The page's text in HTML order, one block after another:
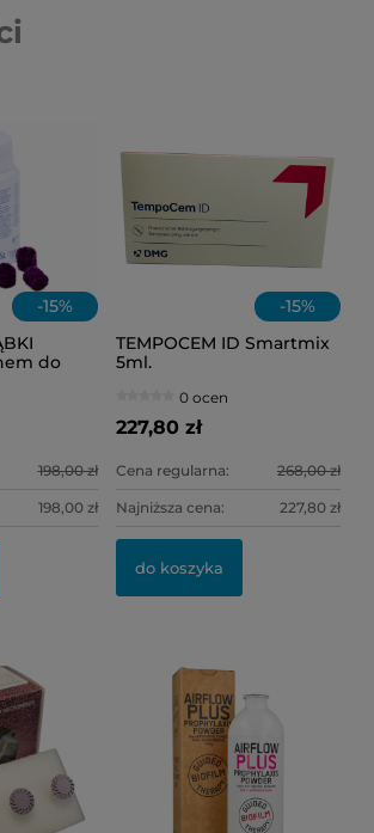
-15%
do
198,00 zł
198,00 zł
-15%
TEMPOCEM ID Smartmix
5ml.
0 ocen
227,80 zł
Cena regularna: 268,00 zł
Najniższa cena: 227,80 zł
do koszyka